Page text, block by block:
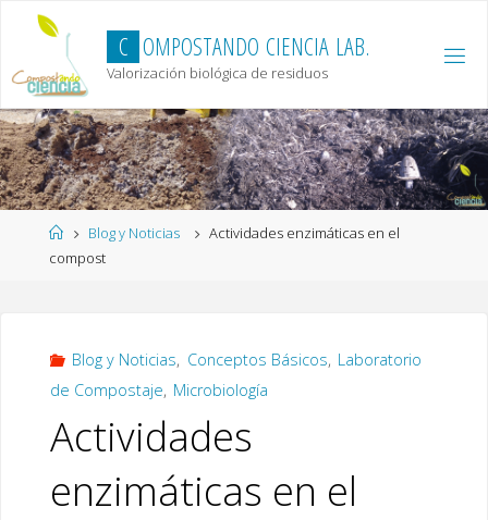
content
C OMPOSTANDO CIENCIA LAB.
Valorización biológica de residuos
HomeBlog y Noticias
Actividades enzimáticas en el
compost
Blog y Noticias, Conceptos Básicos, Laboratorio
de Compostaje, Microbiología
Actividades
enzimáticas en el